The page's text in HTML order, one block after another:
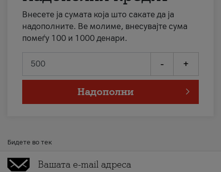
Внесете ја сумата која што сакате да ја
надополните. Ве молиме, внесувајте сума
помеѓу 100 и 1000 денари.
- +
Надополни
Бидете во тек